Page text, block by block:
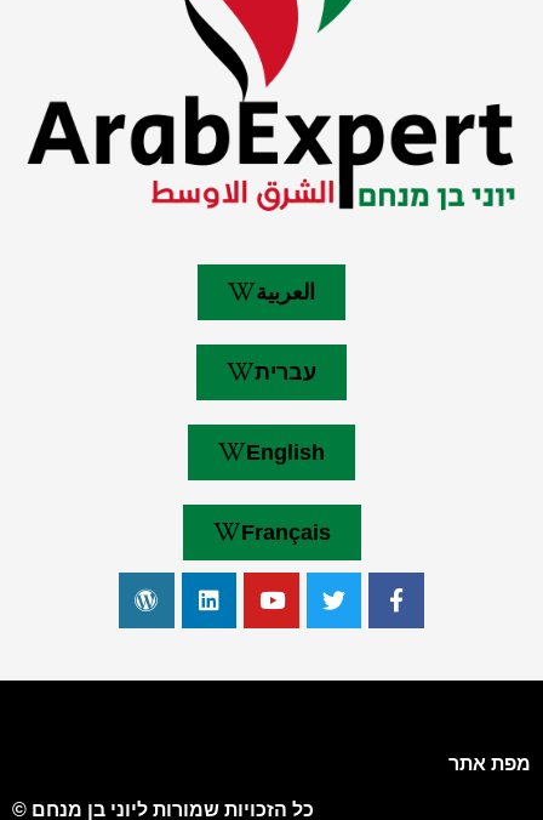
العربية
עברית
English
Français
מפת אתר
כל הזכויות שמורות ליוני בן מנחם ©